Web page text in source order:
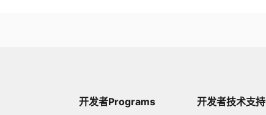
开发者Programs 开发者技术支持